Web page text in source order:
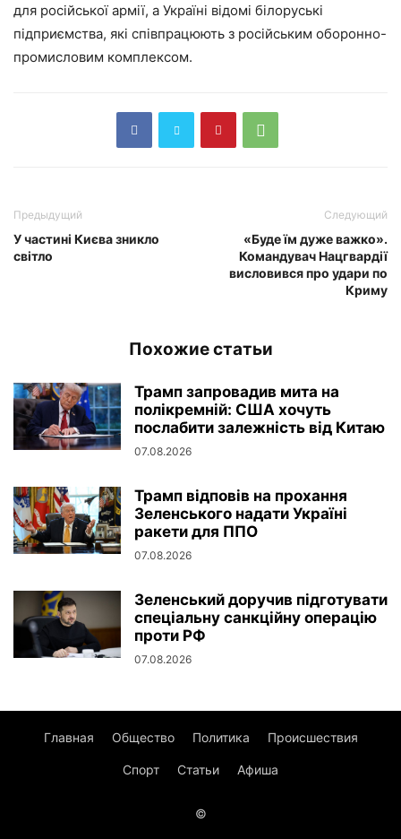
для російської армії, а Україні відомі білоруські
підприємства, які співпрацюють з російським оборонно-
промисловим комплексом.
Предыдущий
У частині Києва зникло
світло
Следующий
«Буде їм дуже важко».
Командувач Нацгвардії
висловився про удари по
Криму
Похожие статьи
Трамп запровадив мита на
полікремній: США хочуть
послабити залежність від Китаю
07.08.2026
Трамп відповів на прохання
Зеленського надати Україні
ракети для ППО
07.08.2026
Зеленський доручив підготувати
спеціальну санкційну операцію
проти РФ
07.08.2026
Главная Общество Политика Происшествия
Спорт Статьи Афиша
©